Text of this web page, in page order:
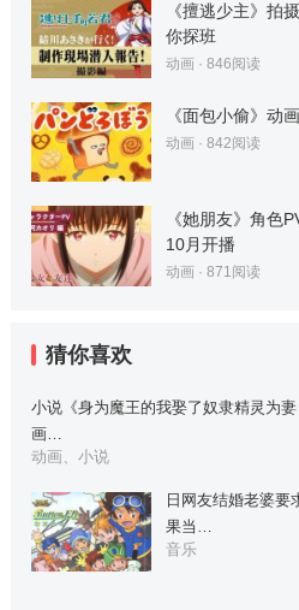
《擅逃少主》拍
你探班
动画· 846阅读
《面包小偷》动
动画· 842阅读
《她朋友》角色
10月开播
动画· 871阅读
猜你喜欢
小说《身为魔王的我娶了奴隶精灵为
画…
动画、小说
日网友结婚老婆要
果当…
音乐